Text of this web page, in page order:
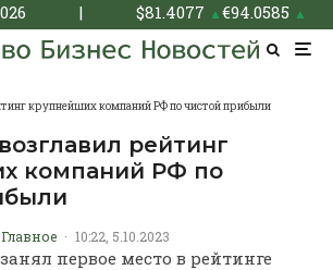
| $81.4077 ▲€94.0585 ▲
крупнейших компаний РФ по чистой прибыли
рейтинг
компаний РФ по
Главное · 10:22, 5.10.2023
первое место в рейтинге